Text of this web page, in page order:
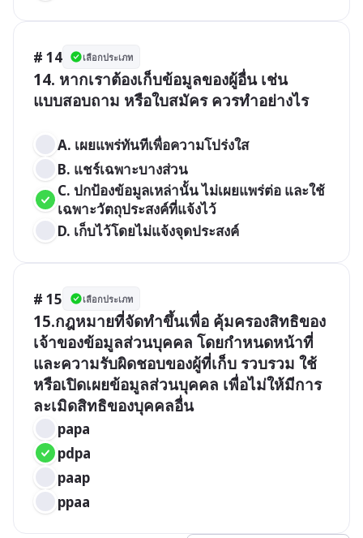
# 14 เลือกประเภท
14. หากเราต้องเก็บข้อมูลของผู้อื่น เช่น
แบบสอบถาม หรือใบสมัคร ควรทำอย่างไร
A. เผยแพร่ทันทีเพื่อความโปร่งใส
B. แชร์เฉพาะบางส่วน
C. ปกป้องข้อมูลเหล่านั้น ไม่เผยแพร่ต่อ และใช้
เฉพาะวัตถุประสงค์ที่แจ้งไว้
D. เก็บไว้โดยไม่แจ้งจุดประสงค์
# 15 เลือกประเภท
15.กฎหมายที่จัดทำขึ้นเพื่อ คุ้มครองสิทธิของ
เจ้าของข้อมูลส่วนบุคคล โดยกำหนดหน้าที่
และความรับผิดชอบของผู้ที่เก็บ รวบรวม ใช้
หรือเปิดเผยข้อมูลส่วนบุคคล เพื่อไม่ให้มีการ
ละเมิดสิทธิของบุคคลอื่น
papa
pdpa
paap
ppaa